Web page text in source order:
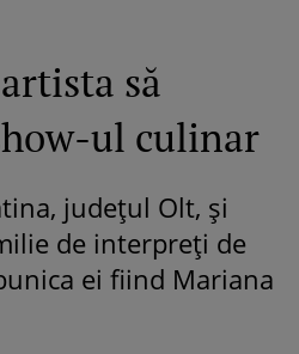
să
ul culinar
județul Olt, și
de interpreți de
ei fiind Mariana